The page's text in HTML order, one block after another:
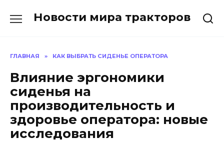
Новости мира тракторов
ГЛАВНАЯ » КАК ВЫБРАТЬ СИДЕНЬЕ ОПЕРАТОРА
Влияние эргономики
сиденья на
производительность и
здоровье оператора: новые
исследования